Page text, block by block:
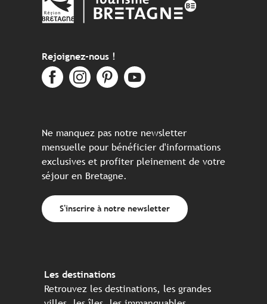
Rejoignez-nous !
Ne manquez pas notre newsletter
mensuelle pour bénéficier d'informations
exclusives et profiter pleinement de votre
séjour en Bretagne.
S'inscrire à notre newsletter
Les destinations
Retrouvez les destinations, les grandes